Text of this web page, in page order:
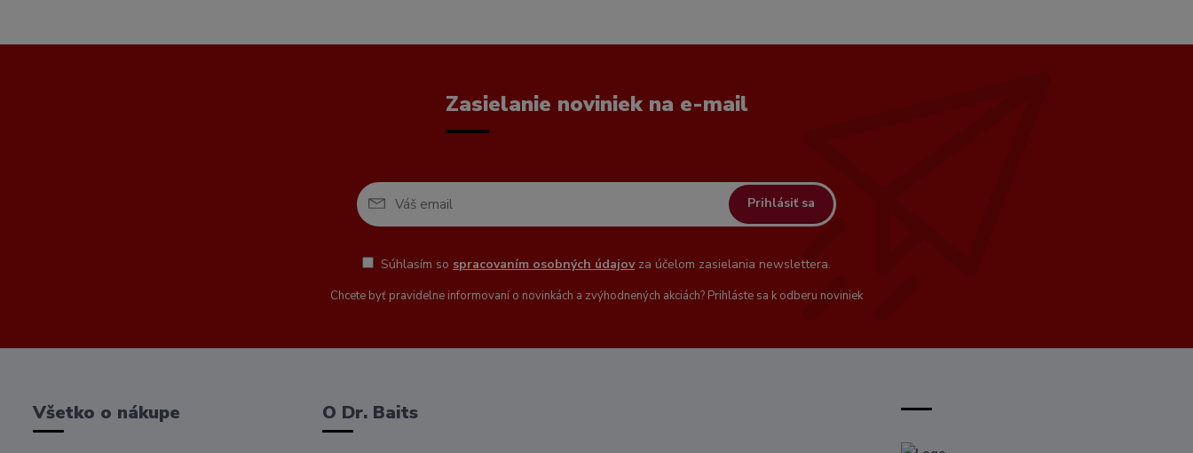
Zasielanie noviniek na e-mail
Prihlásiť sa
Súhlasím so spracovaním osobných údajovza účelom zasielania newslettera.
Chcete byť pravidelne informovaní o novinkách a zvýhodnených akciách? Prihláste sa k odberu noviniek
Všetko o nákupe O Dr. Baits